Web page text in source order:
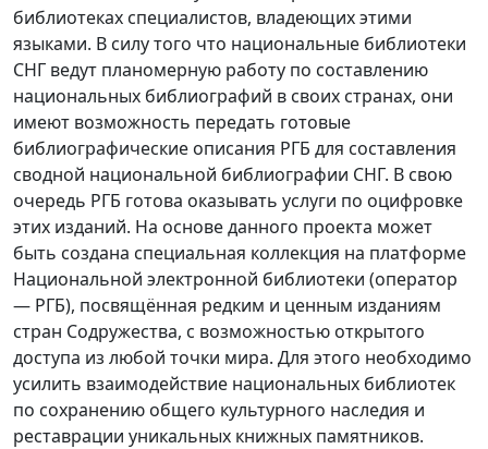
библиотеках специалистов, владеющих этими
языками. В силу того что национальные библиотеки
СНГ ведут планомерную работу по составлению
национальных библиографий в своих странах, они
имеют возможность передать готовые
библиографические описания РГБ для составления
сводной национальной библиографии СНГ. В свою
очередь РГБ готова оказывать услуги по оцифровке
этих изданий. На основе данного проекта может
быть создана специальная коллекция на платформе
Национальной электронной библиотеки (оператор
— РГБ), посвящённая редким и ценным изданиям
стран Содружества, с возможностью открытого
доступа из любой точки мира. Для этого необходимо
усилить взаимодействие национальных библиотек
по сохранению общего культурного наследия и
реставрации уникальных книжных памятников.